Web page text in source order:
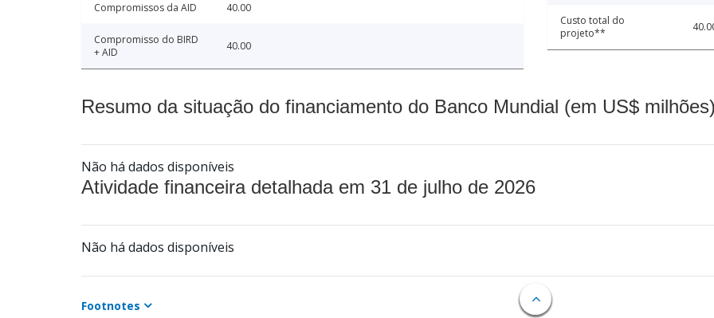
Compromissos da AID 40.00
Compromisso do BIRD
+ AID
40.00
Custo total do
projeto**
Resumo da situação do financiamento do Banco Mundial (em US$
Não há dados disponíveis
Atividade financeira detalhada em 31 de julho de 2026
Não há dados disponíveis
Footnotes